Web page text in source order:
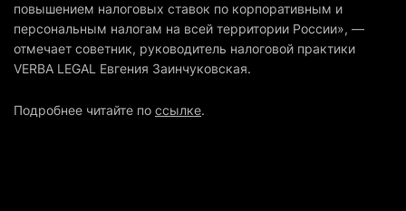
повышением налоговых ставок по корпоративным и
персональным налогам на всей территории России», —
отмечает советник, руководитель налоговой практики
VERBA LEGAL Евгения Заинчуковская.
Подробнее читайте по ссылке.